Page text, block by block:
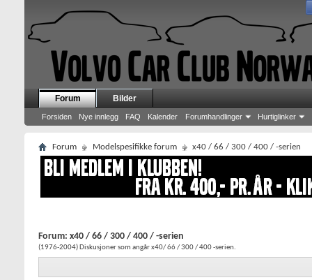
Forum
Forsiden Nye innlegg FAQ Kalender Forumhandlinger Hurtiglinker
Bilder
Forum Modelspesifikke forum x40 / 66 / 300 / 400 / -serien
Forum: x40 / 66 / 300 / 400 / -serien
(1976-2004) Diskusjoner som angår x40/ 66 / 300 / 400 -serien.